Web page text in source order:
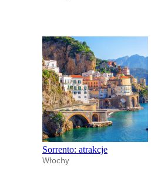
Sorrento: atrakcje
Włochy